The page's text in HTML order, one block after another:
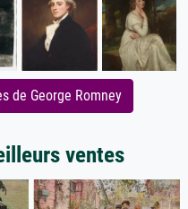
de George Romney
ventes